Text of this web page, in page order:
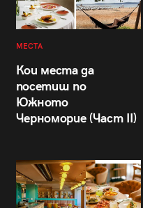
МЕСТА
Кои места да
посетиш по
Южното
Черноморие (Част II)